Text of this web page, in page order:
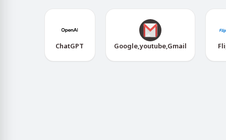
ChatGPT Google,youtube,Gmail